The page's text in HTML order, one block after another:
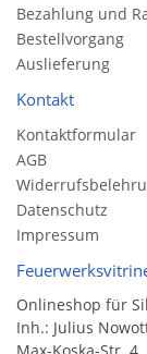
Bezahlung und
Bestellvorgang
Auslieferung
Kontakt
Kontaktformular
AGB
Datenschutz
Impressum
Onlineshop für
Inh.: Julius